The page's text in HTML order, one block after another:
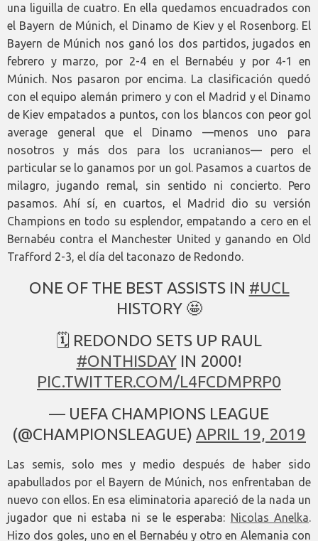
una liguilla de cuatro. En ella quedamos encuadrados con
el Bayern de Múnich, el Dinamo de Kiev y el Rosenborg. El
Bayern de Múnich nos ganó los dos partidos, jugados en
febrero y marzo, por 2-4 en el Bernabéu y por 4-1 en
Múnich. Nos pasaron por encima. La clasificación quedó
con el equipo alemán primero y con el Madrid y el Dinamo
de Kiev empatados a puntos, con los blancos con peor gol
average general que el Dinamo —menos uno para
nosotros y más dos para los ucranianos— pero el
particular se lo ganamos por un gol. Pasamos a cuartos de
milagro, jugando remal, sin sentido ni concierto. Pero
pasamos. Ahí sí, en cuartos, el Madrid dio su versión
Champions en todo su esplendor, empatando a cero en el
Bernabéu contra el Manchester United y ganando en Old
Trafford 2-3, el día del taconazo de Redondo.
ONE OF THE BEST ASSISTS IN #UCL
HISTORY 🤩
🗓️ REDONDO SETS UP RAUL
#ONTHISDAYIN 2000!
PIC.TWITTER.COM/L4FCDMPRP0
— UEFA CHAMPIONS LEAGUE
(@CHAMPIONSLEAGUE) APRIL 19, 2019
Las semis, solo mes y medio después de haber sido
apabullados por el Bayern de Múnich, nos enfrentaban de
nuevo con ellos. En esa eliminatoria apareció de la nada un
jugador que ni estaba ni se le esperaba: Nicolas Anelka.
Hizo dos goles, uno en el Bernabéu y otro en Alemania con